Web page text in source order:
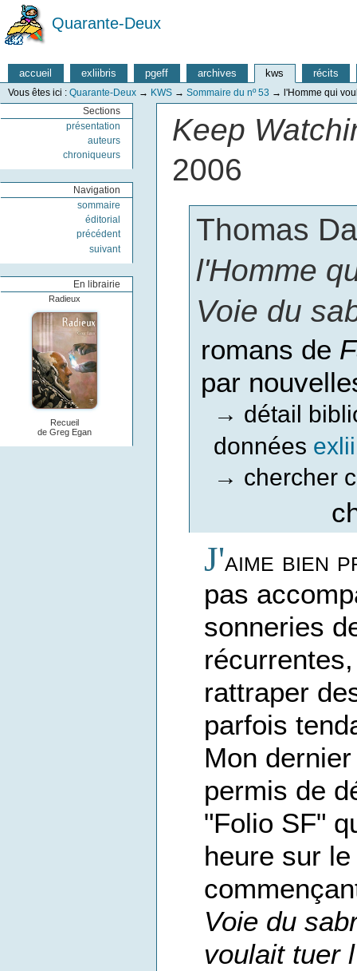
Quarante-Deux
accueil exliibris pgeff archives kws récits
Vous êtes ici : Quarante-Deux → KWS → Sommaire du nº 53 → l'Homme qui
Sections
présentation
auteurs
chroniqueurs
Navigation
sommaire
éditorial
précédent
suivant
En librairie
Radieux
Recueil
de Greg Egan
Keep
2006
Thomas
l'Homme
Voie du
romans de
par
→ détail
données
→ chercher
J'aime bien
pas
sonneries
rattraper
parfois
Mon
permis de
"Folio SF"
heure sur
Voie du
voulait tuer